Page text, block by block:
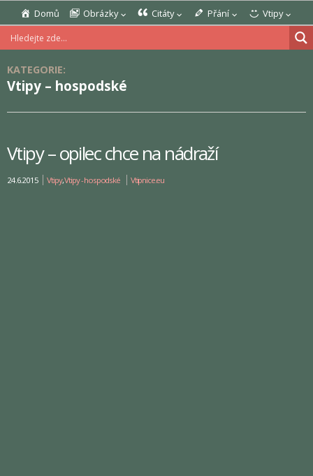
Domů Obrázky Citáty Přání Vtipy
KATEGORIE:
Vtipy – hospodské
Vtipy – opilec chce na nádraží
24.6.2015 Vtipy,Vtipy - hospodské Vtipnice.eu